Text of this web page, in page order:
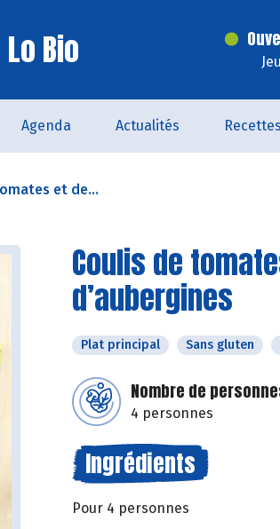
Bio
Agenda Actualités Recettes
et de...
Coulis de
d’aubergines
Plat principal Sans gluten
Nombre de
4 personnes
Ingrédients
Pour 4 personnes